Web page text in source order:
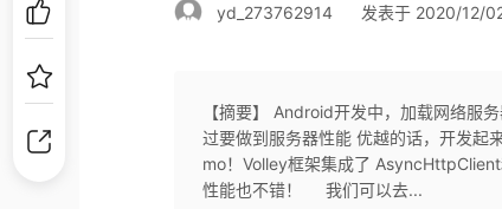
yd_273762914 发表于 2020/12/
【摘要】 Android开发中，加载网络服
过要做到服务器性能 优越的话，开发起
mo！Volley框架集成了
性能也不错！ 我们可以去...